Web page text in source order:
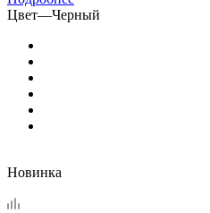
Цвет—Черный
Новинка